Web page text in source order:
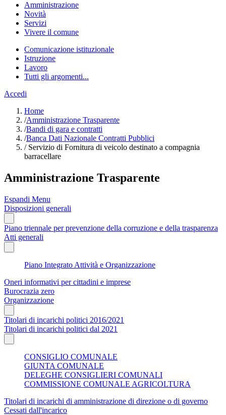
Amministrazione
Novità
Servizi
Vivere il comune
Comunicazione istituzionale
Istruzione
Lavoro
Tutti gli argomenti...
Accedi
Home
/Amministrazione Trasparente
/Bandi di gara e contratti
/Banca Dati Nazionale Contratti Pubblici
/Servizio di Fornitura di veicolo destinato a compagnia
barracellare
Amministrazione Trasparente
Espandi Menu
Disposizioni generali
Piano triennale per prevenzione della corruzione e della trasparenza
Atti generali
Piano Integrato Attività e Organizzazione
Oneri informativi per cittadini e imprese
Burocrazia zero
Organizzazione
Titolari di incarichi politici 2016/2021
Titolari di incarichi politici dal 2021
CONSIGLIO COMUNALE
GIUNTA COMUNALE
DELEGHE CONSIGLIERI COMUNALI
COMMISSIONE COMUNALE AGRICOLTURA
Titolari di incarichi di amministrazione di direzione o di governo
Cessati dall'incarico